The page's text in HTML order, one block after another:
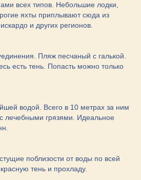
всех типов. Небольшие лодки,
яхты приплывают сюда из
и других регионов.
Пляж песчаный с галькой.
есть тень. Попасть можно только
водой. Всего в 10 метрах за ним
лечебными грязями. Идеальное
поблизости от воды по всей
тень и прохладу.